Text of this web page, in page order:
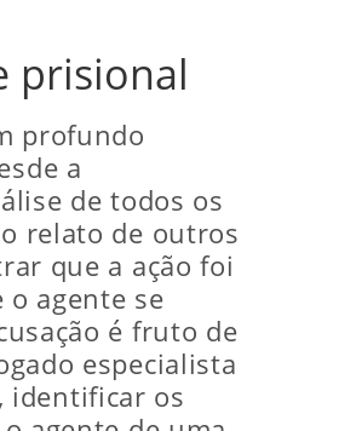
prisional
profundo
a
de todos os
relato de outros
que a ação foi
o agente se
é fruto de
especialista
identificar os